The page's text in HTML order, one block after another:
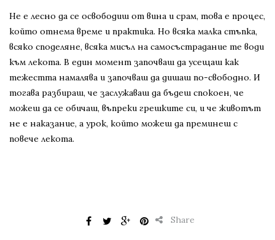
Не е лесно да се освободиш от вина и срам, това е процес,
който отнема време и практика. Но всяка малка стъпка,
всяко споделяне, всяка мисъл на самосъстрадание те води
към лекота. В един момент започваш да усещаш как
тежестта намалява и започваш да дишаш по-свободно. И
тогава разбираш, че заслужаваш да бъдеш спокоен, че
можеш да се обичаш, въпреки грешките си, и че животът
не е наказание, а урок, който можеш да преминеш с
повече лекота.
Share